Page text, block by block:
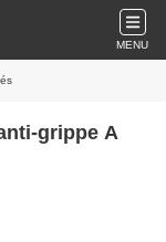
MENU
grippe A